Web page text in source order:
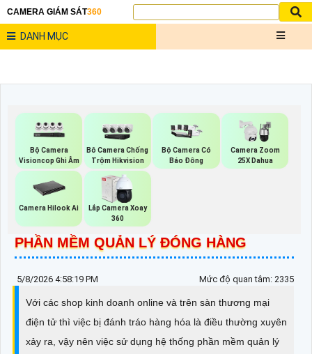
CAMERA GIÁM SÁT360
DANH MỤC
Bộ Camera
Visioncop Ghi Âm
Bô Camera Chống
Trộm Hikvision
Bộ Camera Có
Báo Đông
Camera Zoom
25X Dahua
Camera Hilook Ai
Lắp Camera Xoay
360
PHẦN MỀM QUẢN LÝ ĐÓNG HÀNG
5/8/2026 4:58:19 PM Mức độ quan tâm: 2335
Với các shop kinh doanh online và trên sàn thương mại
điện tử thì việc bị đánh tráo hàng hóa là điều thường xuyên
xảy ra, vậy nên việc sử dụng hệ thống phần mềm quản lý